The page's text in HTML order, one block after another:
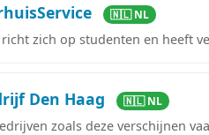
🇳🇱 NL
zich op studenten en heeft
Den Haag 🇳🇱 NL
zoals deze verschijnen